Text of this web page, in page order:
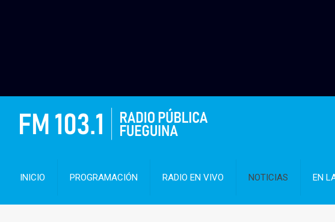
INICIO PROGRAMACIÓN RADIO EN VIVO NOTICIAS EN